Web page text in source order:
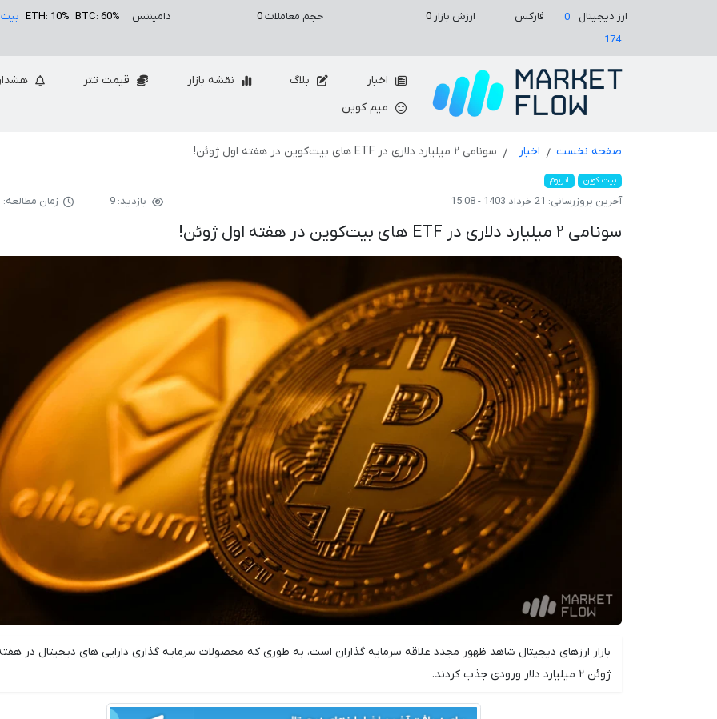
ارز دیجیتال 0
فارکس
174
ارزش بازار0 حجم معاملات0 دامیننس BTC: 60%
ETH: 10%
اخبار بلاگ نقشه بازار قیمت تتر
میم کوین
صفحه نخست اخبار سونامی ۲ میلیارد دلاری در ETF های بیت‌کوین در هفته اول ژوئن!
بیت کوین اتریوم
آخرین بروزرسانی: 21 خرداد 1403 - 15:08 بازدید: 9 زمان مطالعه: 3 دقیقه
سونامی ۲ میلیارد دلاری در ETF های بیت‌کوین در هفته اول ژوئن!
بازار ارزهای دیجیتال شاهد ظهور مجدد علاقه سرمایه گذاران است، به طوری که محصولات سرمایه گذاری دارایی های دیجیتال در
ژوئن ۲ میلیارد دلار ورودی جذب کردند.